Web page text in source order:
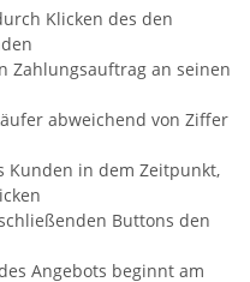
Klicken des den
Zahlungsauftrag an seinen
abweichend von Ziffer
Kunden in dem Zeitpunkt,
Buttons den
Angebots beginnt am